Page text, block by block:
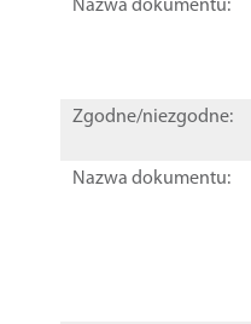
Nazwa dokumentu:
Zgodne/niezgodne:
Nazwa dokumentu: